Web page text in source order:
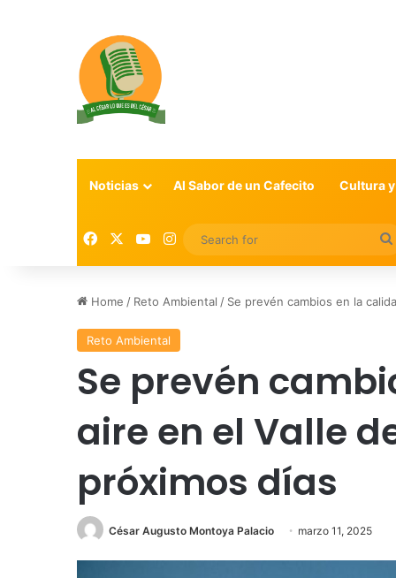
Noticias Al Sabor de un Cafecito Cultura
FacebookYouTube
Instagram
Home / Reto Ambiental / Se prevén cambios en la
Reto Ambiental
Se prevén
aire en el Valle
próximos días
César Augusto Montoya Palacio marzo 11, 2025